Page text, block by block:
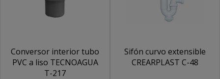
Conversor interior tubo
PVC a liso TECNOAGUA
T-217
Sifón curvo extensible
CREARPLAST C-48